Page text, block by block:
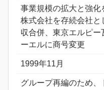
事業規模の拡大と強
株式会社を存続会社と
収合併、東京エルピー
ーエルに商号変更
1999年11月
グループ再編のため、